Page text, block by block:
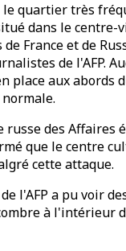
quartier très
dans le centre-
de France et de
de l'AFP.
place aux abords
russe des Affaires
que le centre
cette attaque.
l'AFP a pu voir
à l'intérieur